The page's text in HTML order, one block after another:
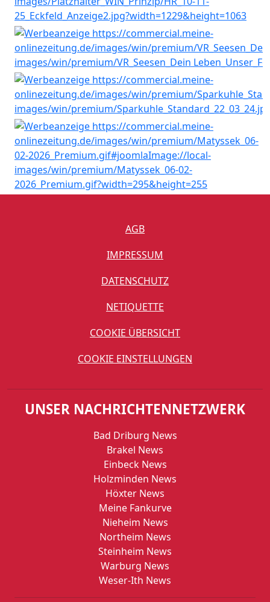
AGB
IMPRESSUM
DATENSCHUTZ
NETIQUETTE
COOKIE ÜBERSICHT
COOKIE EINSTELLUNGEN
UNSER NACHRICHTENNETZWERK
Bad Driburg News
Brakel News
Einbeck News
Holzminden News
Höxter News
Meine Fankurve
Nieheim News
Northeim News
Steinheim News
Warburg News
Weser-Ith News